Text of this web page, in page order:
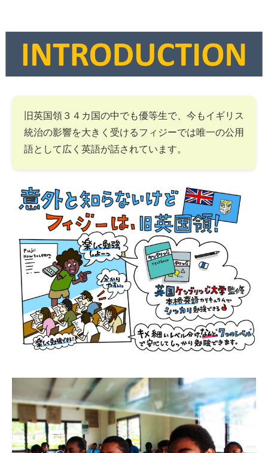
旧英国領３４カ国の中でも優等生で、今もイギリス
統治の影響を大きく受けるフィジーでは唯一の公用
語として広く英語が話されています。